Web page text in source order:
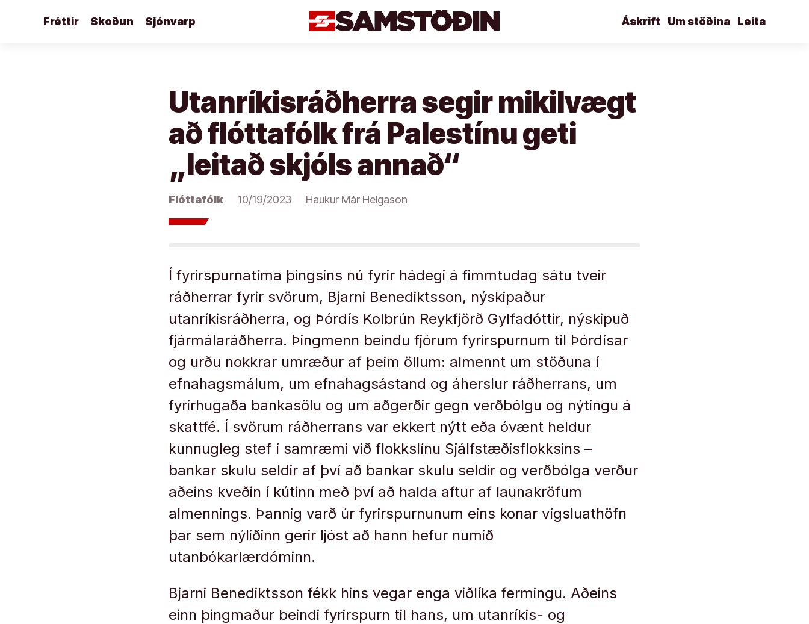
Fréttir Skoðun Sjónvarp Leita
Um stöðina
Áskrift
Utanríkisráðherra segir mikilvægt
að flóttafólk frá Palestínu geti
„leitað skjóls annað“
Flóttafólk 10/19/2023 Haukur Már Helgason
Í fyrirspurnatíma þingsins nú fyrir hádegi á fimmtudag sátu tveir
ráðherrar fyrir svörum, Bjarni Benediktsson, nýskipaður
utanríkisráðherra, og Þórdís Kolbrún Reykfjörð Gylfadóttir, nýskipuð
fjármálaráðherra. Þingmenn beindu fjórum fyrirspurnum til Þórdísar
og urðu nokkrar umræður af þeim öllum: almennt um stöðuna í
efnahagsmálum, um efnahagsástand og áherslur ráðherrans, um
fyrirhugaða bankasölu og um aðgerðir gegn verðbólgu og nýtingu á
skattfé. Í svörum ráðherrans var ekkert nýtt eða óvænt heldur
kunnugleg stef í samræmi við flokkslínu Sjálfstæðisflokksins –
bankar skulu seldir af því að bankar skulu seldir og verðbólga verður
aðeins kveðin í kútinn með því að halda aftur af launakröfum
almennings. Þannig varð úr fyrirspurnunum eins konar vígsluathöfn
þar sem nýliðinn gerir ljóst að hann hefur numið
utanbókarlærdóminn.
Bjarni Benediktsson fékk hins vegar enga viðlíka fermingu. Aðeins
einn þingmaður beindi fyrirspurn til hans, um utanríkis- og